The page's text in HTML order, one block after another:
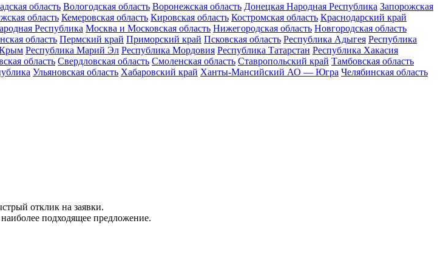
область Вологодская область Воронежская область Донецкая Народная Республика Запорожская
область Кемеровская область Кировская область Костромская область Краснодарский край
Республика Москва и Московская область Нижегородская область Новгородская область
область Пермский край Приморский край Псковская область Республика Адыгея Республика
Крым Республика Марий Эл Республика Мордовия Республика Татарстан Республика Хакасия
область Свердловская область Смоленская область Ставропольский край Тамбовская область
Ульяновская область Хабаровский край Ханты-Мансийский АО — Югра Челябинская область
отклик на заявки.
подходящее предложение.